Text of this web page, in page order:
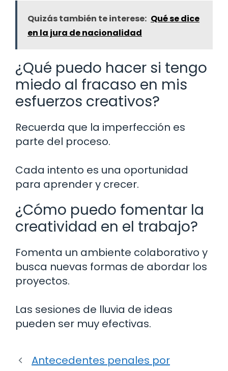
Quizás también te interese: Qué se dice
en la jura de nacionalidad
¿Qué puedo hacer si tengo
miedo al fracaso en mis
esfuerzos creativos?
Recuerda que la imperfección es
parte del proceso.
Cada intento es una oportunidad
para aprender y crecer.
¿Cómo puedo fomentar la
creatividad en el trabajo?
Fomenta un ambiente colaborativo y
busca nuevas formas de abordar los
proyectos.
Las sesiones de lluvia de ideas
pueden ser muy efectivas.
Antecedentes penales por